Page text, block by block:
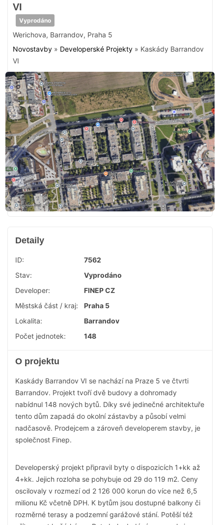
VI
Vyprodáno
Werichova, Barrandov, Praha 5
Novostavby » Developerské Projekty » Kaskády Barrandov
VI
Detaily
ID:
7562
Stav:
Vyprodáno
Developer:
FINEP CZ
Městská část / kraj:
Praha 5
Lokalita:
Barrandov
Počet jednotek:
148
O projektu
Kaskády Barrandov VI se nachází na Praze 5 ve čtvrti
Barrandov. Projekt tvoří dvě budovy a dohromady
nabídnul 148 nových bytů. Díky své jedinečné architektuře
tento dům zapadá do okolní zástavby a působí velmi
nadčasově. Prodejcem a zároveň developerem stavby, je
společnost Finep.
Developerský projekt připravil byty o dispozicích 1+kk až
4+kk. Jejich rozloha se pohybuje od 29 do 119 m2. Ceny
oscilovaly v rozmezí od 2 126 000 korun do více než 6,5
milionu Kč včetně DPH. K bytům jsou dostupné balkony či
rozměrné terasy a podzemní garážové stání. Potěší též